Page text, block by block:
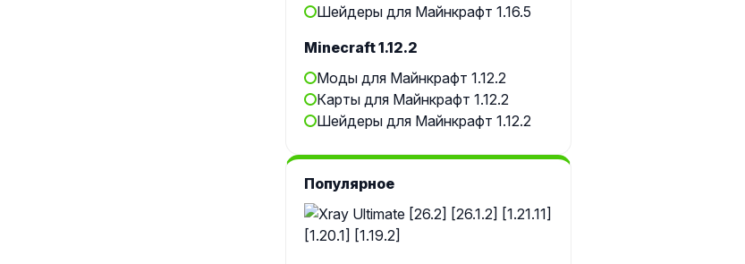
Шейдеры для Майнкрафт 1.16.5
Minecraft 1.12.2
Моды для Майнкрафт 1.12.2
Карты для Майнкрафт 1.12.2
Шейдеры для Майнкрафт 1.12.2
Популярное